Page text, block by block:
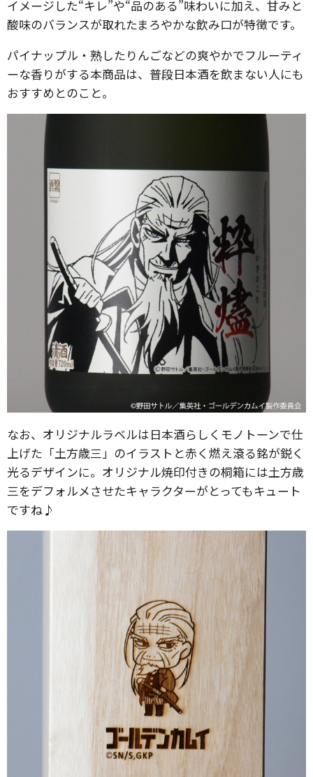
イメージした“キレ”や“品のある”味わいに加え、甘みと
酸味のバランスが取れたまろやかな飲み口が特徴です。
パイナップル・熟したりんごなどの爽やかでフルーティ
ーな香りがする本商品は、普段日本酒を飲まない人にも
おすすめとのこと。
なお、オリジナルラベルは日本酒らしくモノトーンで仕
上げた「土方歳三」のイラストと赤く燃え滾る銘が鋭く
光るデザインに。オリジナル焼印付きの桐箱には土方歳
三をデフォルメさせたキャラクターがとってもキュート
ですね♪